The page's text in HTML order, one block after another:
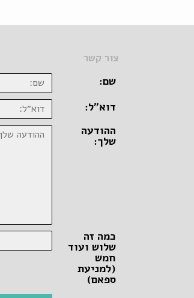
צור קשר
שם:
דוא״ל:
ההודעה
שלך:
כמה זה
שלוש ועוד
חמש
(למניעת
ספאם)